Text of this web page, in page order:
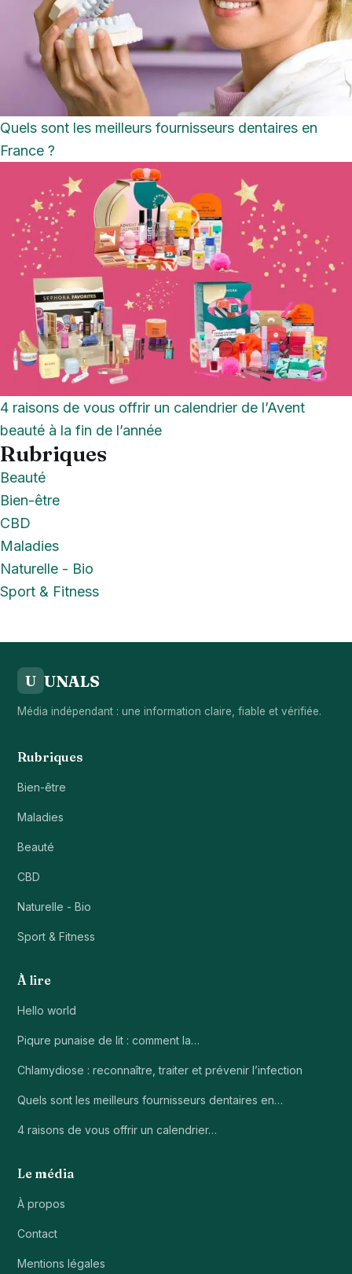
Quels sont les meilleurs fournisseurs dentaires en
France ?
4 raisons de vous offrir un calendrier de l’Avent
beauté à la fin de l’année
Rubriques
Beauté
Bien-être
CBD
Maladies
Naturelle - Bio
Sport & Fitness
U UNALS
Média indépendant : une information claire, fiable et vérifiée.
Rubriques
Bien-être
Maladies
Beauté
CBD
Naturelle - Bio
Sport & Fitness
À lire
Hello world
Piqure punaise de lit : comment la…
Chlamydiose : reconnaître, traiter et prévenir l’infection
Quels sont les meilleurs fournisseurs dentaires en…
4 raisons de vous offrir un calendrier…
Le média
À propos
Contact
Mentions légales